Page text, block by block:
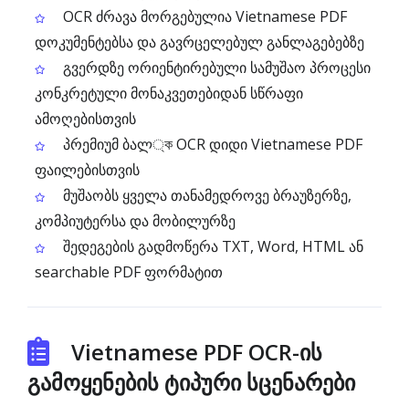
OCR ძრავა მორგებულია Vietnamese PDF
დოკუმენტებსა და გავრცელებულ განლაგებებზე
გვერდზე ორიენტირებული სამუშაო პროცესი
კონკრეტული მონაკვეთებიდან სწრაფი
ამოღებისთვის
პრემიუმ ბალ্ক OCR დიდი Vietnamese PDF
ფაილებისთვის
მუშაობს ყველა თანამედროვე ბრაუზერზე,
კომპიუტერსა და მობილურზე
შედეგების გადმოწერა TXT, Word, HTML ან
searchable PDF ფორმატით
Vietnamese PDF OCR-ის
გამოყენების ტიპური სცენარები